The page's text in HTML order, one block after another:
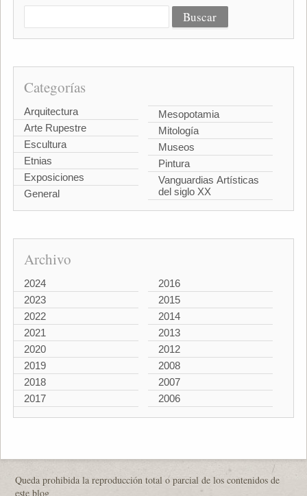
Categorías
Arquitectura
Arte Rupestre
Escultura
Etnias
Exposiciones
General
Mesopotamia
Mitología
Museos
Pintura
Vanguardias Artísticas
del siglo XX
Archivo
2024
2023
2022
2021
2020
2019
2018
2017
2016
2015
2014
2013
2012
2008
2007
2006
Queda prohibida la reproducción total o parcial de los contenidos de
este blog